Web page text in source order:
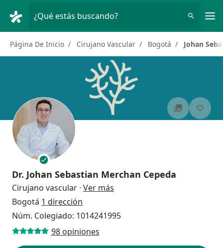
¿Qué estás buscando?
Página De Inicio Cirujano Vascular Bogotá Johan
Dr. Johan Sebastian Merchan Cepeda
Cirujano vascular · Ver más
Bogotá 1 dirección
Núm. Colegiado: 1014241995
98 opiniones